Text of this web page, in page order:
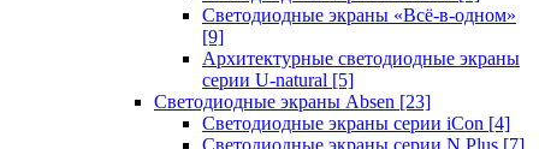
Светодиодные экраны «Всё-в-одном»
[9]
Архитектурные светодиодные экраны
серии U-natural [5]
Светодиодные экраны Absen [23]
Светодиодные экраны серии iCon [4]
Светодиодные экраны серии N Plus [7]